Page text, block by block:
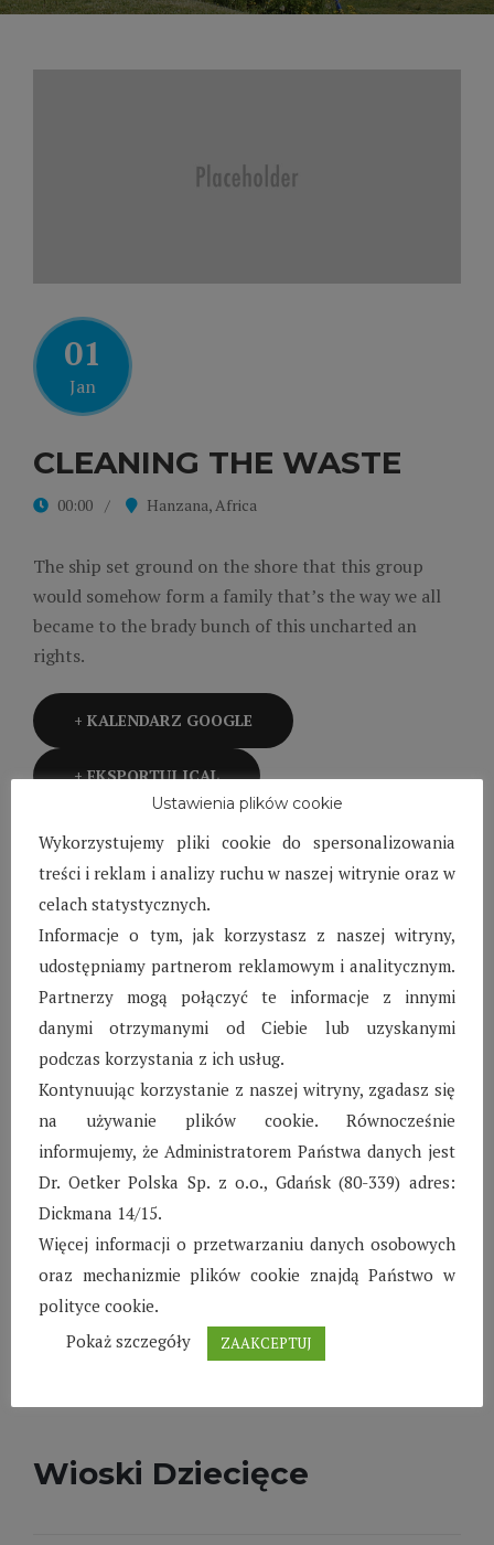
01
Jan
CLEANING THE WASTE
00:00 Hanzana, Africa
The ship set ground on the shore that this group
would somehow form a family that’s the way we all
became to the brady bunch of this uncharted an
rights.
+ KALENDARZ GOOGLE
+ EKSPORTUJ ICAL
Event Details
Date: 26 maja 2017
Time:08:00 - 17:00
Wydarzenie kategoria: Event List View
Miejsce
Hanzana, Africa
Navigation
Wioski Dziecięce
Ustawienia plików cookie
Wykorzystujemy pliki cookie do spersonalizowania
treści i reklam i analizy ruchu w naszej witrynie oraz w
celach statystycznych.
Informacje o tym, jak korzystasz z naszej witryny,
udostępniamy partnerom reklamowym i analitycznym.
Partnerzy mogą połączyć te informacje z innymi
danymi otrzymanymi od Ciebie lub uzyskanymi
podczas korzystania z ich usług.
Kontynuując korzystanie z naszej witryny, zgadasz się
na używanie plików cookie. Równocześnie
informujemy, że Administratorem Państwa danych jest
Dr. Oetker Polska Sp. z o.o., Gdańsk (80-339) adres:
Dickmana 14/15.
Więcej informacji o przetwarzaniu danych osobowych
oraz mechanizmie plików cookie znajdą Państwo w
polityce cookie.
Pokaż szczegóły
ZAAKCEPTUJ